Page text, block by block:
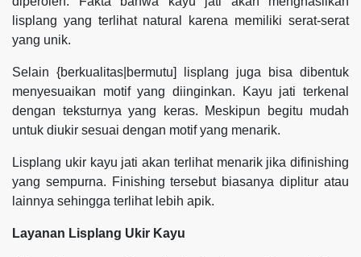
lisplang yang terlihat natural karena memiliki serat-serat
yang unik.
Selain {berkualitas|bermutu] lisplang juga bisa dibentuk
menyesuaikan motif yang diinginkan. Kayu jati terkenal
dengan teksturnya yang keras. Meskipun begitu mudah
untuk diukir sesuai dengan motif yang menarik.
Lisplang ukir kayu jati akan terlihat menarik jika difinishing
yang sempurna. Finishing tersebut biasanya diplitur atau
lainnya sehingga terlihat lebih apik.
Layanan Lisplang Ukir Kayu